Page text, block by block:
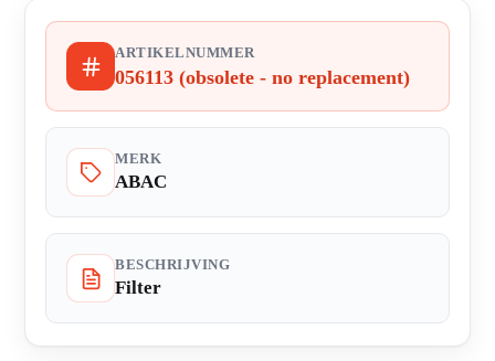
ARTIKELNUMMER
056113 (obsolete - no replacement)
MERK
ABAC
BESCHRIJVING
Filter